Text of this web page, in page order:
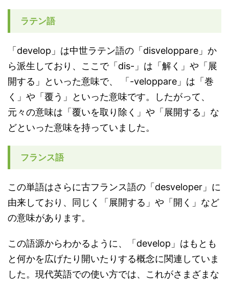
ラテン語
「develop」は中世ラテン語の「disveloppare」か
ら派生しており、ここで「dis-」は「解く」や「展
開する」といった意味で、 「-veloppare」は「巻
く」や「覆う」といった意味です。したがって、
元々の意味は「覆いを取り除く」や「展開する」な
どといった意味を持っていました。
フランス語
この単語はさらに古フランス語の「desveloper」に
由来しており、同じく「展開する」や「開く」など
の意味があります。
この語源からわかるように、「develop」はもとも
と何かを広げたり開いたりする概念に関連していま
した。現代英語での使い方では、これがさまざまな